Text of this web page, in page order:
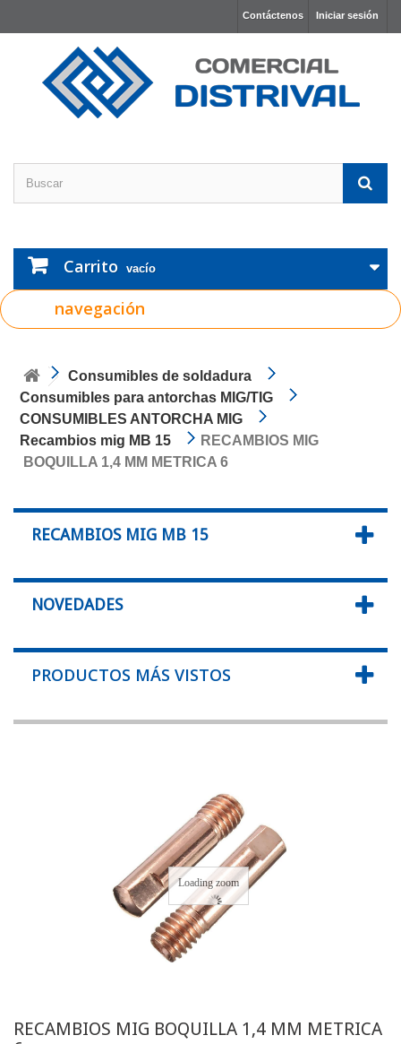
Iniciar sesión
Contáctenos
Carrito vacío
navegación
Consumibles de soldadura
Consumibles para antorchas MIG/TIG
CONSUMIBLES ANTORCHA MIG
Recambios mig MB 15
RECAMBIOS MIG
BOQUILLA 1,4 MM METRICA 6
RECAMBIOS MIG MB 15
NOVEDADES
PRODUCTOS MÁS VISTOS
Loading zoom
RECAMBIOS MIG BOQUILLA 1,4 MM METRICA